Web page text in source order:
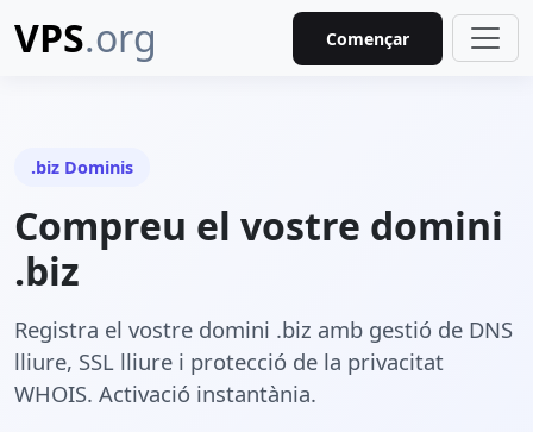
VPS.org Començar
.biz Dominis
Compreu el vostre domini
.biz
Registra el vostre domini .biz amb gestió de DNS
lliure, SSL lliure i protecció de la privacitat
WHOIS. Activació instantània.